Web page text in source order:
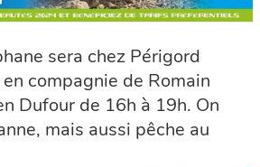
sera chez Périgord
compagnie de Romain
Dufour de 16h à 19h. On
mais aussi pêche au